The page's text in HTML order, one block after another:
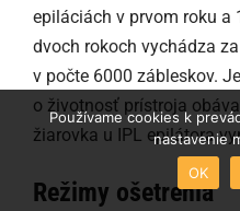
epiláciách v prvom roku a
dvoch rokoch vychádza
v počte 6000 zábleskov.
o životnosť prístroja
žiarovka u IPL epilátora
Režimy ošetrenia
Používame cookies k
nastavenie
OK